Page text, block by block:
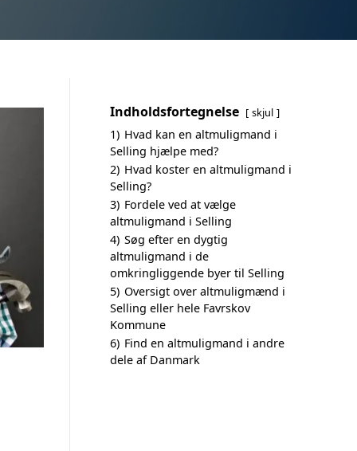
Indholdsfortegnelse skjul
1) Hvad kan en altmuligmand i
Selling hjælpe med?
2) Hvad koster en altmuligmand i
Selling?
3) Fordele ved at vælge
altmuligmand i Selling
4) Søg efter en dygtig
altmuligmand i de
omkringliggende byer til Selling
5) Oversigt over altmuligmænd i
Selling eller hele Favrskov
Kommune
6) Find en altmuligmand i andre
dele af Danmark